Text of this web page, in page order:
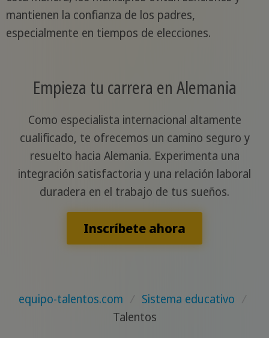
mantienen la confianza de los padres,
especialmente en tiempos de elecciones.
Empieza tu carrera en Alemania
Como especialista internacional altamente
cualificado, te ofrecemos un camino seguro y
resuelto hacia Alemania. Experimenta una
integración satisfactoria y una relación laboral
duradera en el trabajo de tus sueños.
Inscríbete ahora
equipo-talentos.com / Sistema educativo /
Talentos